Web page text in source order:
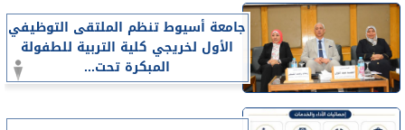
جامعة أسيوط تنظم الملتقى التوظيفي
الأول لخريجي كلية التربية للطفولة
المبكرة تحت...